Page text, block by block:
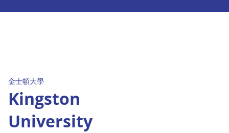
金士頓大學
Kingston
University